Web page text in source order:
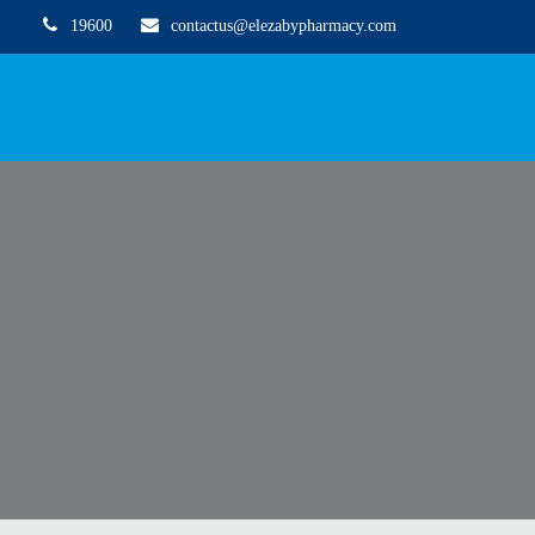
19600 contactus@elezabypharmacy.com